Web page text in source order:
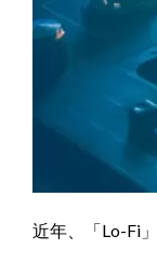
近年、「Lo-Fi